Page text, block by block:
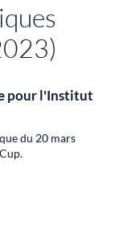
pour l'Institut
du 20 mars